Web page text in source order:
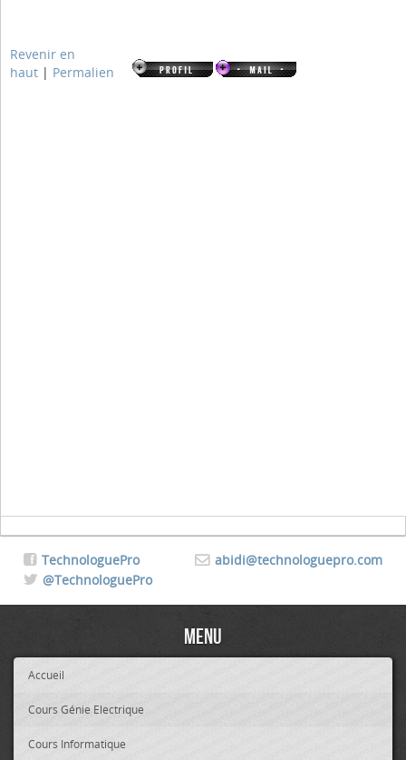
Revenir en
haut | Permalien
abidi@technologuepro.com
TechnologuePro
@TechnologuePro
Menu
Accueil
Cours Génie Electrique
Cours Informatique